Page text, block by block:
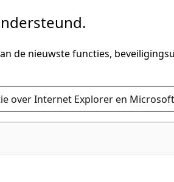
de nieuwste functies,
over Internet Explorer en